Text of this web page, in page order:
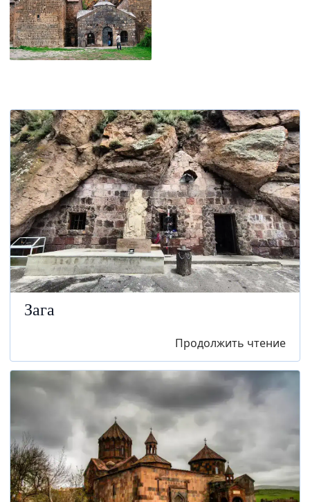
Зага
Продолжить чтение